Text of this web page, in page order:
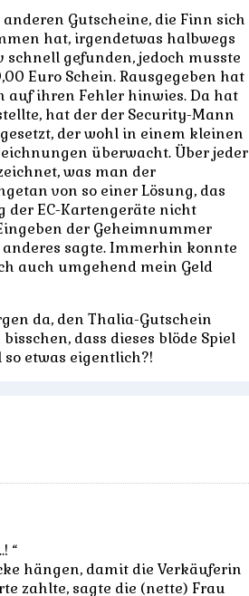
Gutscheine, die Finn sich
hat, irgendetwas halbwegs
gefunden, jedoch musste
Euro Schein. Rausgegeben hat
auf ihren Fehler hinwies. Da hat
hat der der Security-Mann
der wohl in einem kleinen
überwacht. Über jeder
was man der
von so einer Lösung, das
der EC-Kartengeräte nicht
der Geheimnummer
sagte. Immerhin konnte
auch umgehend mein Geld
da, den Thalia-Gutschein
dass dieses blöde Spiel
etwas eigentlich?!
“
hängen, damit die Verkäuferin
zahlte, sagte die (nette) Frau